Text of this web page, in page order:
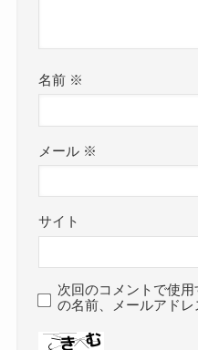
名前 ※
メール ※
サイト
次回のコメントで使
の名前、メールアドレ